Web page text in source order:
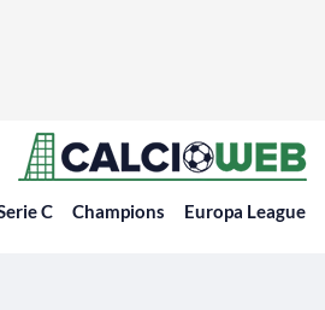
C Champions Europa League